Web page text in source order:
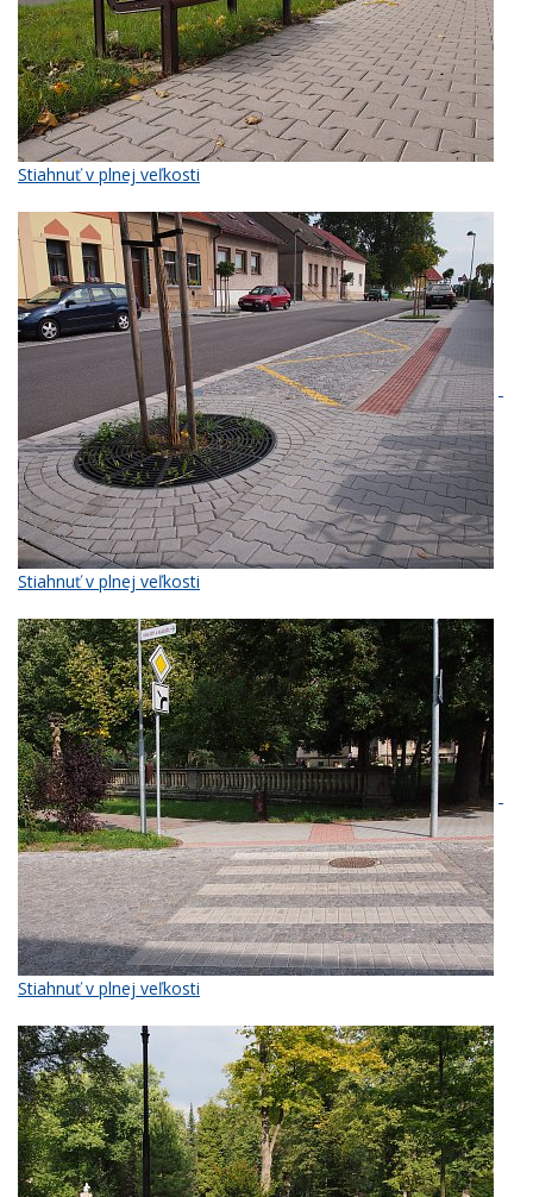
Stiahnuť v plnej veľkosti
Stiahnuť v plnej veľkosti
Stiahnuť v plnej veľkosti